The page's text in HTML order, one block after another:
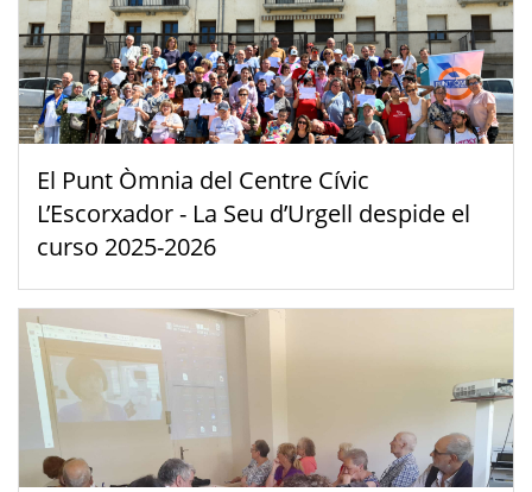
El Punt Òmnia del Centre Cívic
L’Escorxador - La Seu d’Urgell despide el
curso 2025-2026